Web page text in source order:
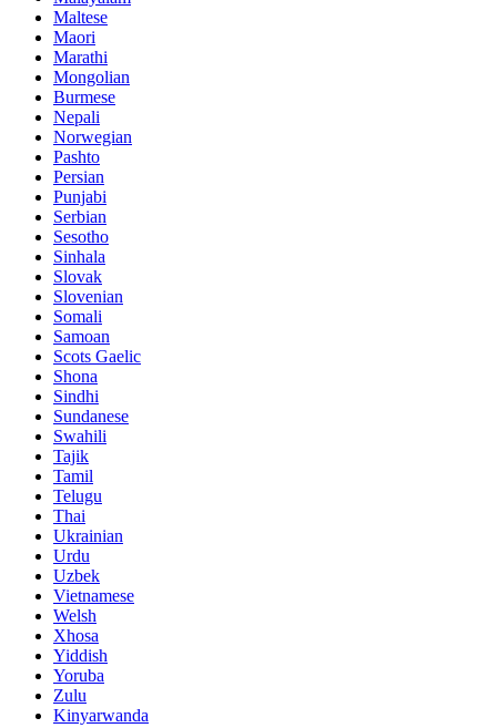
Maltese
Maori
Marathi
Mongolian
Burmese
Nepali
Norwegian
Pashto
Persian
Punjabi
Serbian
Sesotho
Sinhala
Slovak
Slovenian
Somali
Samoan
Scots Gaelic
Shona
Sindhi
Sundanese
Swahili
Tajik
Tamil
Telugu
Thai
Ukrainian
Urdu
Uzbek
Vietnamese
Welsh
Xhosa
Yiddish
Yoruba
Zulu
Kinyarwanda